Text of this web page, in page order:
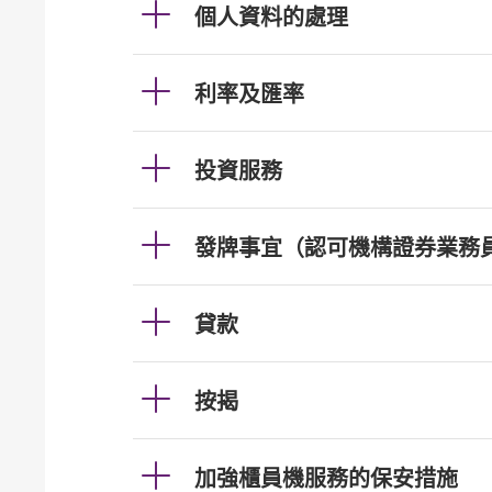
個人資料的處理
利率及匯率
投資服務
發牌事宜（認可機構證券業務
貸款
按揭
加強櫃員機服務的保安措施